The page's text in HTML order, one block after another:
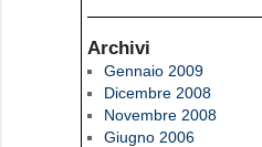
Archivi
Gennaio 2009
Dicembre 2008
Novembre 2008
Giugno 2006